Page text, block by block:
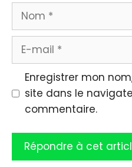
Nom
Enregistrer mon
site dans le
commentaire.